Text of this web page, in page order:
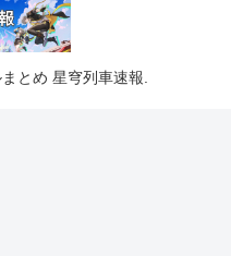
とめ 星穹列車速報.